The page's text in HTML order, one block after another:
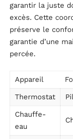
garantir la juste
excès. Cette
préserve le
garantie d’une
percée.
Appareil
Thermostat
Chauffe-
eau